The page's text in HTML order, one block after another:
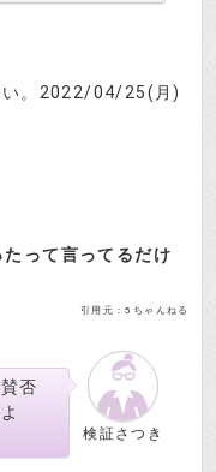
い。2022/04/25(月)
って言ってるだけ
引用元：5ちゃんねる
検証さつき
否